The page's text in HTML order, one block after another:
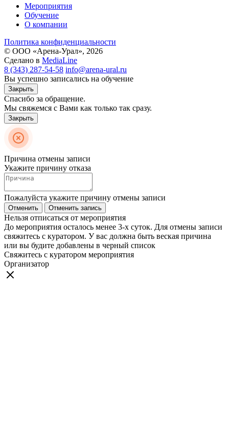
Мероприятия
Обучение
О компании
Политика конфиденциальности
© ООО «Арена-Урал», 2026
Сделано в MediaLine
8 (343) 287-54-58 info@arena-ural.ru
Вы успешно записались на обучение
Закрыть
Спасибо за обращение.
Мы свяжемся с Вами как только так сразу.
Закрыть
Причина отмены записи
Укажите причину отказа
Пожалуйста укажите причину отмены записи
Отменить Отменить запись
Нельзя отписаться от мероприятия
До мероприятия осталось менее 3-х суток. Для отмены записи
свяжитесь с куратором. У вас должна быть веская причина
или вы будите добавлены в черный список
Свяжитесь с куратором мероприятия
Организатор